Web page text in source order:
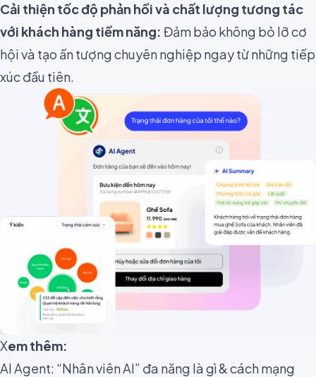
Cải thiện tốc độ phản hồi và chất lượng tương tác
với khách hàng tiềm năng: Đảm bảo không bỏ lỡ cơ
hội và tạo ấn tượng chuyên nghiệp ngay từ những tiếp
xúc đầu tiên.
Xem thêm:
AI Agent: “Nhân viên AI” đa năng là gì & cách mạng